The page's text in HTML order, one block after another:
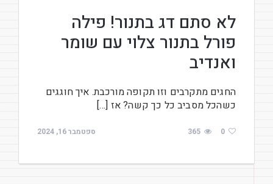
לא סתם דג בתנור! פילה
פורל בתנור צלוי עם שומר
ואנדיב
החגים מתקרבים וזו תקופה מורכבת. איך חוגגים
כשהכל מסביב כל כך קשה? אז […]
ספטמבר 16, 2024 365 0